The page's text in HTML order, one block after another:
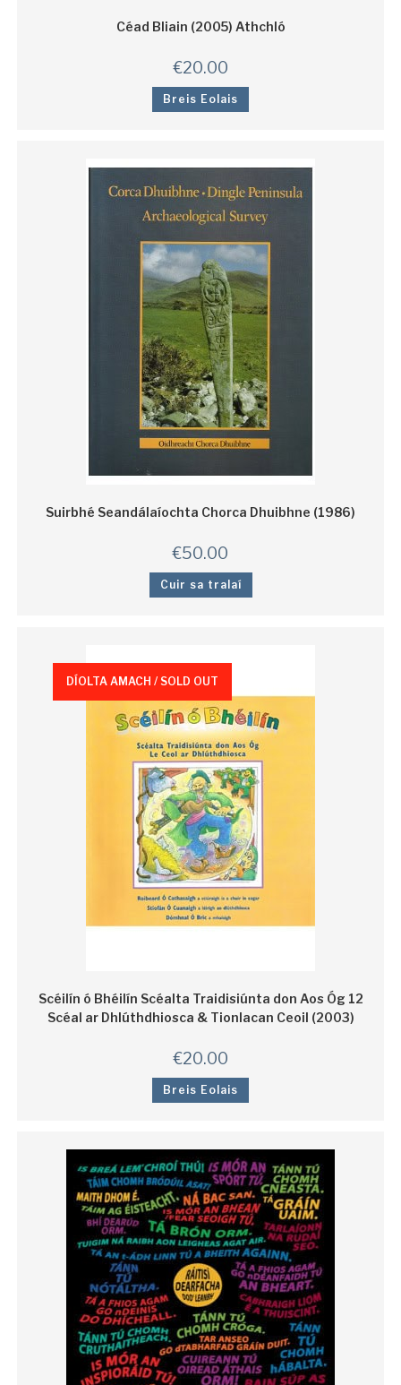
Céad Bliain (2005) Athchló
€20.00
Breis Eolais
Suirbhé Seandálaíochta Chorca Dhuibhne (1986)
€50.00
Cuir sa tralaí
DÍOLTA AMACH / SOLD OUT
Scéilín ó Bhéilín Scéalta Traidisiúnta don Aos Óg 12
Scéal ar Dhlúthdhiosca & Tionlacan Ceoil (2003)
€20.00
Breis Eolais